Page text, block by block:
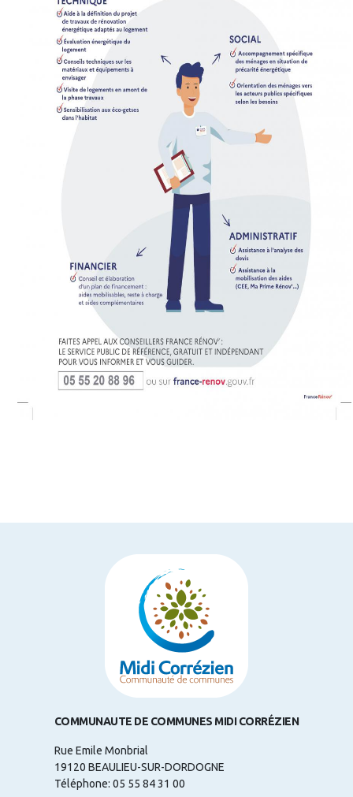
COMMUNAUTE DE COMMUNES MIDI CORRÉZIEN
Rue Emile Monbrial
19120 BEAULIEU-SUR-DORDOGNE
Téléphone: 05 55 84 31 00